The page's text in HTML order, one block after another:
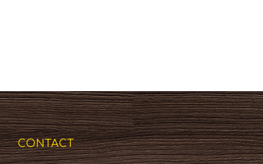
CONTACT